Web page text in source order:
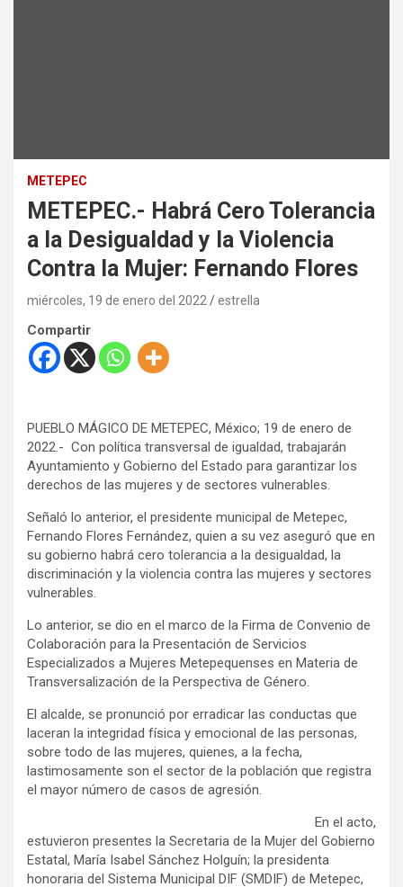
METEPEC
METEPEC.- Habrá Cero Tolerancia
a la Desigualdad y la Violencia
Contra la Mujer: Fernando Flores
miércoles, 19 de enero del 2022 estrella
Compartir
PUEBLO MÁGICO DE METEPEC, México; 19 de enero de
2022.- Con política transversal de igualdad, trabajarán
Ayuntamiento y Gobierno del Estado para garantizar los
derechos de las mujeres y de sectores vulnerables.
Señaló lo anterior, el presidente municipal de Metepec,
Fernando Flores Fernández, quien a su vez aseguró que en
su gobierno habrá cero tolerancia a la desigualdad, la
discriminación y la violencia contra las mujeres y sectores
vulnerables.
Lo anterior, se dio en el marco de la Firma de Convenio de
Colaboración para la Presentación de Servicios
Especializados a Mujeres Metepequenses en Materia de
Transversalización de la Perspectiva de Género.
El alcalde, se pronunció por erradicar las conductas que
laceran la integridad física y emocional de las personas,
sobre todo de las mujeres, quienes, a la fecha,
lastimosamente son el sector de la población que registra
el mayor número de casos de agresión.
En el acto,
estuvieron presentes la Secretaria de la Mujer del Gobierno
Estatal, María Isabel Sánchez Holguín; la presidenta
honoraria del Sistema Municipal DIF (SMDIF) de Metepec,